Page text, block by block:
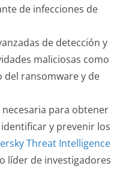
de infecciones de
de detección y
maliciosas como
del ransomware y de
para obtener
y prevenir los
Threat Intelligence
líder de investigadores